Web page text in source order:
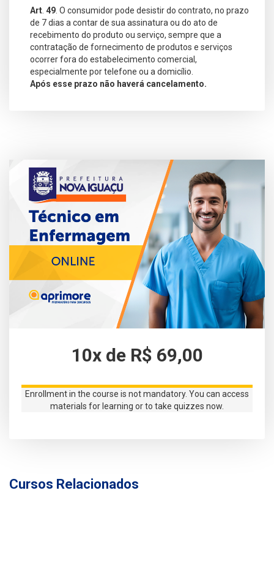
Art 49 . O consumidor pode desistir do contrato, no prazo
de 7 dias a contar de sua assinatura ou do ato de
recebimento do produto ou serviço, sempre que a
contratação de fornecimento de produtos e serviços
ocorrer fora do estabelecimento comercial,
especialmente por telefone ou a domicílio.
Após esse prazo não haverá cancelamento.
10x de R$ 69,00
Enrollment in the course is not mandatory. You can access
materials for learning or to take quizzes now.
Cursos Relacionados